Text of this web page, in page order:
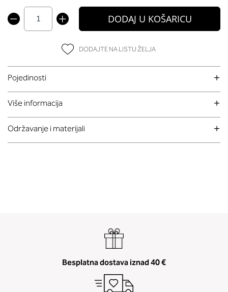
DODAJ U KOŠARICU
DODAJTE NA LISTU ŽELJA
Pojedinosti
Više informacija
Održavanje i materijali
Besplatna dostava iznad 40 €